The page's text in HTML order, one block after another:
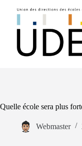
Quelle école sera plus
Webmaster